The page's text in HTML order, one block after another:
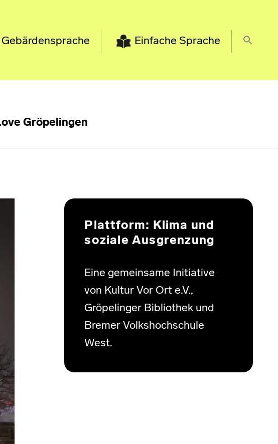
Gebärdensprache Einfache Sprache
Gröpelingen
Plattform: Klima und
soziale Ausgrenzung
Eine gemeinsame Initiative
von Kultur Vor Ort e.V.,
Gröpelinger Bibliothek und
Bremer Volkshochschule
West.